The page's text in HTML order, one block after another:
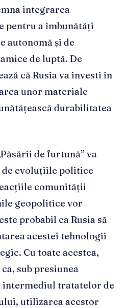
integrarea
a îmbunătăți
autonomă și de
de luptă. De
că Rusia va investi în
unor materiale
durabilitatea
de furtună” va
evoluțiile politice
comunității
geopolitice vor
probabil ca Rusia să
acestei tehnologii
Cu toate acestea,
sub presiunea
tratatelor de
utilizarea acestor